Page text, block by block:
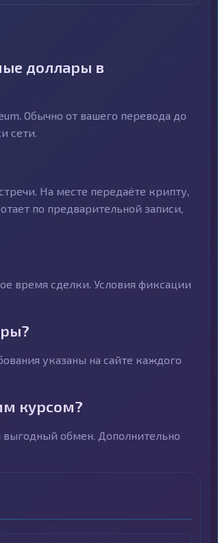
доллары в
Обычно от вашего перевода до
сети.
На месте передаёте крипту,
по предварительной записи,
время сделки. Условия фиксации
указаны на сайте каждого
курсом?
обмен. Дополнительно